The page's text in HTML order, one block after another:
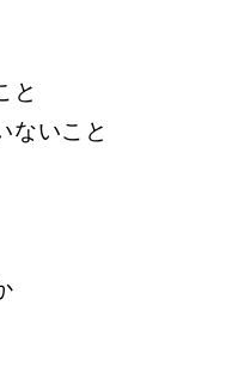
と
ないこと